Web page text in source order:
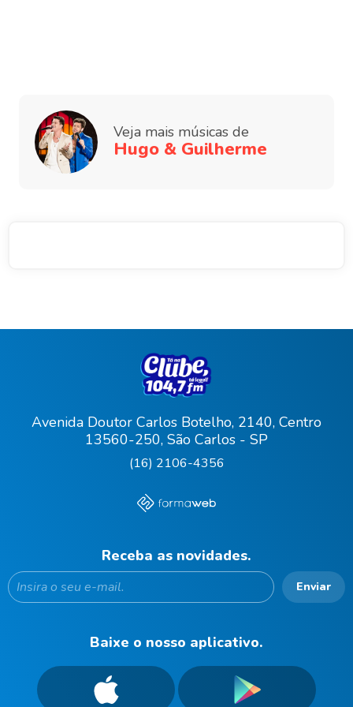
Veja mais músicas de
Hugo & Guilherme
Avenida Doutor Carlos Botelho, 2140, Centro
13560-250, São Carlos - SP
(16) 2106-4356
Receba as novidades.
Enviar
Baixe o nosso aplicativo.